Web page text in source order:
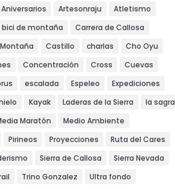
Aniversarios Artesonraju
Atletismo
bici de montaña
Carrera de Callosa
Castillo charlas
Cho Oyu
Concentración Cross
Cuevas
escalada Espeleo
Expediciones
Kayak Laderas de la Sierra
la sagra
Maratón
Medio Ambiente
Pirineos Proyecciones
Ruta del Cares
Sierra de Callosa
Sierra Nevada
Trino Gonzalez
Ultra fondo